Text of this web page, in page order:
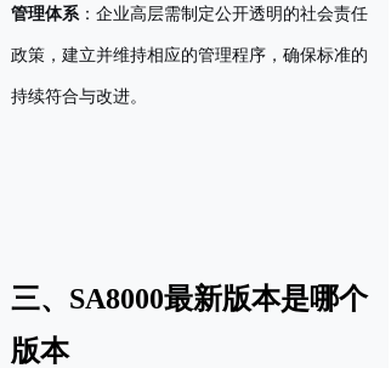
管理体系：企业高层需制定公开透明的社会责任
政策，建立并维持相应的管理程序，确保标准的
持续符合与改进。
三、SA8000最新版本是哪个
版本